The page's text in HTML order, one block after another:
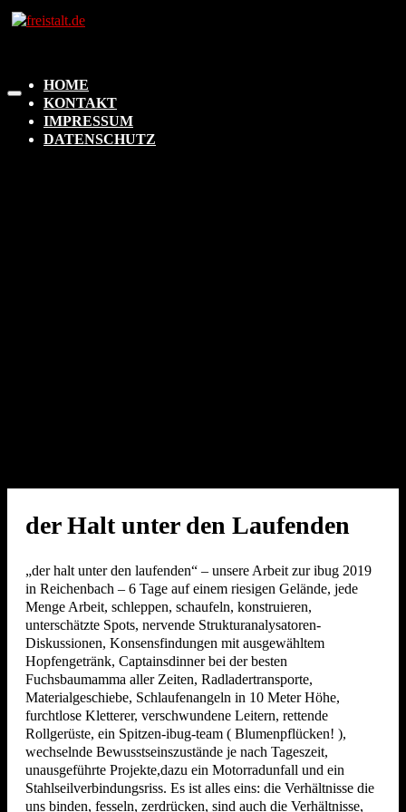
HOME
KONTAKT
IMPRESSUM
DATENSCHUTZ
der Halt unter den Laufenden
„der halt unter den laufenden“ – unsere Arbeit zur ibug 2019
in Reichenbach – 6 Tage auf einem riesigen Gelände, jede
Menge Arbeit, schleppen, schaufeln, konstruieren,
unterschätzte Spots, nervende Strukturanalysatoren-
Diskussionen, Konsensfindungen mit ausgewähltem
Hopfengetränk, Captainsdinner bei der besten
Fuchsbaumamma aller Zeiten, Radladertransporte,
Materialgeschiebe, Schlaufenangeln in 10 Meter Höhe,
furchtlose Kletterer, verschwundene Leitern, rettende
Rollgerüste, ein Spitzen-ibug-team ( Blumenpflücken! ),
wechselnde Bewusstseinszustände je nach Tageszeit,
unausgeführte Projekte,dazu ein Motorradunfall und ein
Stahlseilverbindungsriss. Es ist alles eins: die Verhältnisse die
uns binden, fesseln, zerdrücken, sind auch die Verhältnisse,